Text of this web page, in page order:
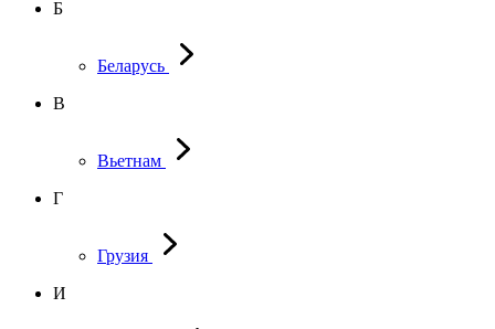
Б
Беларусь
В
Вьетнам
Г
Грузия
И